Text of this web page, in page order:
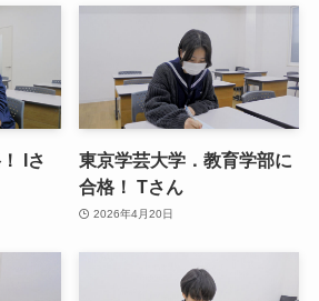
Iさ
東京学芸大学．教育学部に
合格！ Tさん
2026年4月20日